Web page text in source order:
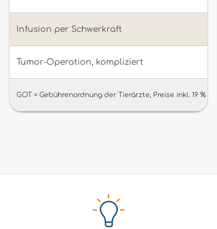
Infusion per Schwerkraft
Tumor-Operation, kompliziert
GOT = Gebührenordnung der Tierärzte, Preise inkl. 19 %